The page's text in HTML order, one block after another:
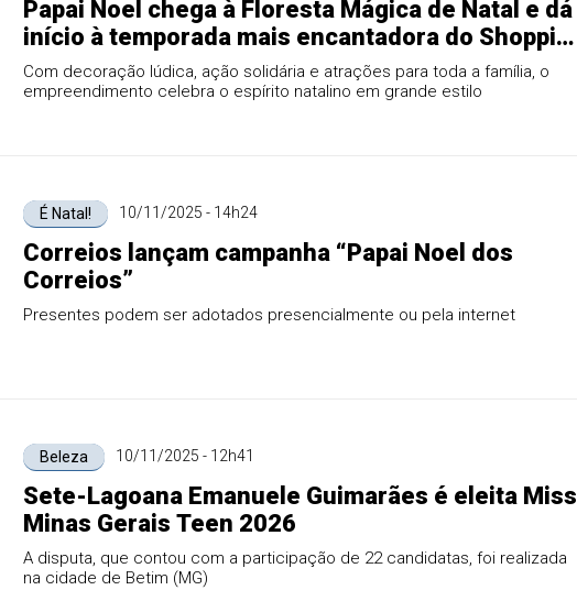
Papai Noel chega à Floresta Mágica de Natal e dá
início à temporada mais encantadora do Shopping
Sete Lagoas
Com decoração lúdica, ação solidária e atrações para toda a família, o
empreendimento celebra o espírito natalino em grande estilo
É Natal! 10/11/2025 - 14h24
Correios lançam campanha “Papai Noel dos
Correios”
Presentes podem ser adotados presencialmente ou pela internet
Beleza 10/11/2025 - 12h41
Sete-Lagoana Emanuele Guimarães é eleita Miss
Minas Gerais Teen 2026
A disputa, que contou com a participação de 22 candidatas, foi realizada
na cidade de Betim (MG)